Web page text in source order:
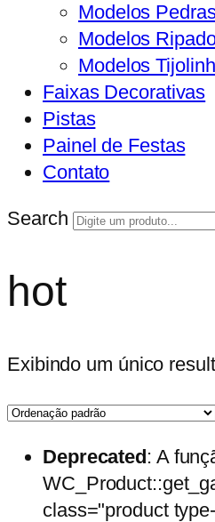
Modelos
Modelos
Modelos
Faixas Decorativas
Pistas
Painel de Festas
Contato
Search
hot
Exibindo um único
Deprecated: A
class="product